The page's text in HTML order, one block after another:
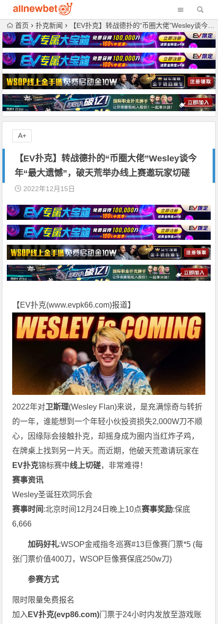
首页 扑克新闻 【EV扑克】转战德扑的“币圈大佬”Wesley谈今年“最大遗憾”，破天荒举办线上赛邀玩家切磋
【EV扑克】转战德扑的“币圈大佬”Wesley谈今
年“最大遗憾”，破天荒举办线上赛邀玩家切磋
2022年12月15日
【EV扑克(www.evpk66.com)报道】
2022年对卫斯理(Wesley Flan)来说，是充满惊奇与转折
的一年，谁能想到一个年轻小伙投资损失2,000W刀不顺
心，因缘际会接触扑克，却摇身成为圈内当红炸子鸡，
在牌桌上找到另一片天。而近期，他破天荒邀请玩家在
EV扑克锦标赛中线上切磋，非常难得！
赛事资讯
Wesley圣诞狂欢同乐会
赛事时间 :北京时间12月24日晚上10点赛事奖励:保底
6,666
加码好礼:WSOP金戒指冬巡赛#13巨像赛门票*5 (每
张门票价值400刀，WSOP巨像赛保底250w刀)
参赛方式
限时限量免费报名
加入 EV扑克(evp86.com)门票于24小时内发放至游戏账
A+